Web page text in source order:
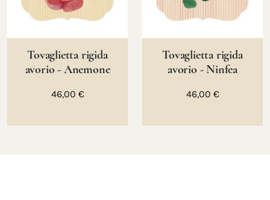
Tovaglietta rigida
avorio - Anemone
46,00 €
Tovaglietta rigida
avorio - Ninfea
46,00 €